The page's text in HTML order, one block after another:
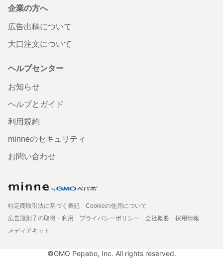
企業の方へ
広告出稿について
大口注文について
ヘルプセンター
お知らせ
ヘルプとガイド
利用規約
minneのセキュリティ
お問い合わせ
特定商取引法に基づく表記
Cookieの使用について
広告識別子の取得・利用
プライバシーポリシー 会社概要
採用情報
メディアキット
©GMO Pepabo, Inc. All rights reserved.